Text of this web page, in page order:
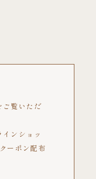
ご覧いただ
ンショッ
ーポン配布